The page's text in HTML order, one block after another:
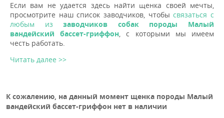
Если вам не удается здесь найти щенка своей мечты,
просмотрите наш список заводчиков, чтобысвязаться с
любым из заводчиков собак породы Малый
вандейский бассет-гриффон, с которыми мы имеем
честь работать.
Читать далее >>
К сожалению, на данный момент щенка породы Малый
вандейский бассет-гриффон нет в наличии